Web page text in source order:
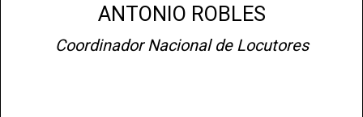
ANTONIO ROBLES
Coordinador Nacional de Locutores